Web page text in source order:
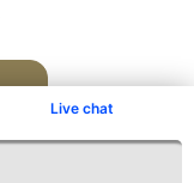
Live chat